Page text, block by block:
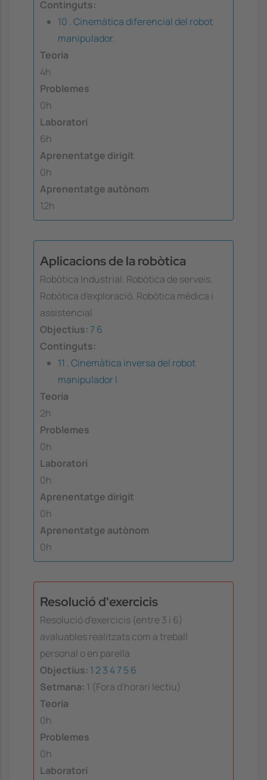
Continguts:
10 . Cinemàtica diferencial del robot
manipulador.
Teoria
4h
Problemes
0h
Laboratori
6h
Aprenentatge dirigit
0h
Aprenentatge autònom
12h
Aplicacions de la robòtica
Robòtica Industrial. Robòtica de serveis.
Robòtica d'exploració. Robòtica mèdica i
assistencial
Objectius: 7 6
Continguts:
11 . Cinemàtica inversa del robot
manipulador I
Teoria
2h
Problemes
0h
Laboratori
0h
Aprenentatge dirigit
0h
Aprenentatge autònom
0h
Resolució d'exercicis
Resolució d'exercicis (entre 3 i 6)
avaluables realitzats com a treball
personal o en parella
Objectius: 1 23 47 56
Setmana: 1 (Fora d'horari lectiu)
Teoria
0h
Problemes
0h
Laboratori